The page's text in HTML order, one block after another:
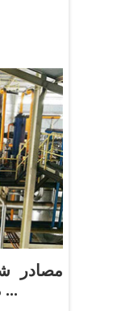
مصادر
من الحمأة ونزح المياه من ...